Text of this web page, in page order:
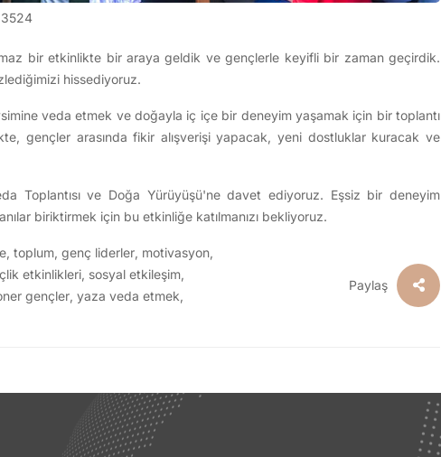
3524
bir etkinlikte bir araya geldik ve gençlerle keyifli bir zaman geçirdik.
hissediyoruz.
veda etmek ve doğayla iç içe bir deneyim yaşamak için bir toplantı
gençler arasında fikir alışverişi yapacak, yeni dostluklar kuracak ve
Toplantısı ve Doğa Yürüyüşü'ne davet ediyoruz. Eşsiz bir deneyim
biriktirmek için bu etkinliğe katılmanızı bekliyoruz.
, toplum, genç liderler, motivasyon,
etkinlikleri, sosyal etkileşim,
gençler, yaza veda etmek,
Paylaş